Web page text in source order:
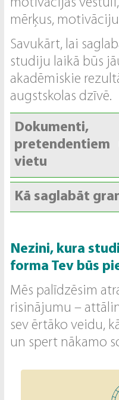
motivācijas
mērķus,
Savukārt, lai
studiju laikā būs
akadēmiskie
augstskolas dzīvē.
Dokumenti,
vietu
Kā saglabāt
Nezini, kura
forma Tev būs
Mēs palīdzēsim
risinājumu –
sev ērtāko veidu,
un spert nākamo